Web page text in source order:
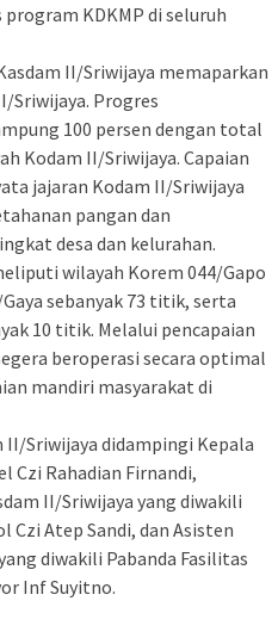
KDKMP di seluruh
II/Sriwijaya memaparkan
Sriwijaya. Progres
100 persen dengan total
Kodam II/Sriwijaya. Capaian
jajaran Kodam II/Sriwijaya
pangan dan
desa dan kelurahan.
wilayah Korem 044/Gapo
sebanyak 73 titik, serta
10 titik. Melalui pencapaian
beroperasi secara optimal
mandiri masyarakat di
Sriwijaya didampingi Kepala
Czi Rahadian Firnandi,
II/Sriwijaya yang diwakili
Atep Sandi, dan Asisten
diwakili Pabanda Fasilitas
Inf Suyitno.